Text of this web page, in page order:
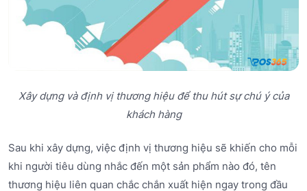
Xây dựng và định vị thương hiệu để thu hút sự chú ý của
khách hàng
Sau khi xây dựng, việc định vị thương hiệu sẽ khiến cho mỗi
khi người tiêu dùng nhắc đến một sản phẩm nào đó, tên
thương hiệu liên quan chắc chắn xuất hiện ngay trong đầu